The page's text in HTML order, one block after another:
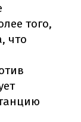
того,
что